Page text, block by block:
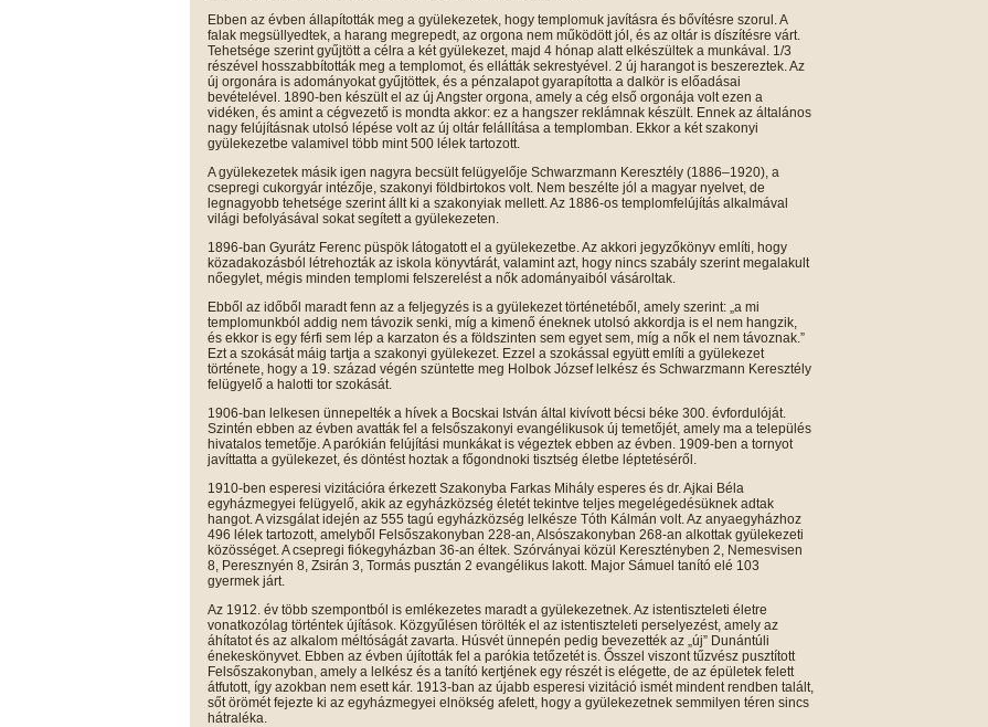
Ebben az évben állapították meg a gyülekezetek, hogy templomuk javításra és bővítésre szorul. A
falak megsüllyedtek, a harang megrepedt, az orgona nem működött jól, és az oltár is díszítésre várt.
Tehetsége szerint gyűjtött a célra a két gyülekezet, majd 4 hónap alatt elkészültek a munkával. 1/3
részével hosszabbították meg a templomot, és ellátták sekrestyével. 2 új harangot is beszereztek. Az
új orgonára is adományokat gyűjtöttek, és a pénzalapot gyarapította a dalkör is előadásai
bevételével. 1890-ben készült el az új Angster orgona, amely a cég első orgonája volt ezen a
vidéken, és amint a cégvezető is mondta akkor: ez a hangszer reklámnak készült. Ennek az általános
nagy felújításnak utolsó lépése volt az új oltár felállítása a templomban. Ekkor a két szakonyi
gyülekezetbe valamivel több mint 500 lélek tartozott.
A gyülekezetek másik igen nagyra becsült felügyelője Schwarzmann Keresztély (1886–1920), a
csepregi cukorgyár intézője, szakonyi földbirtokos volt. Nem beszélte jól a magyar nyelvet, de
legnagyobb tehetsége szerint állt ki a szakonyiak mellett. Az 1886-os templomfelújítás alkalmával
világi befolyásával sokat segített a gyülekezeten.
1896-ban Gyurátz Ferenc püspök látogatott el a gyülekezetbe. Az akkori jegyzőkönyv említi, hogy
közadakozásból létrehozták az iskola könyvtárát, valamint azt, hogy nincs szabály szerint megalakult
nőegylet, mégis minden templomi felszerelést a nők adományaiból vásároltak.
Ebből az időből maradt fenn az a feljegyzés is a gyülekezet történetéből, amely szerint: „a mi
templomunkból addig nem távozik senki, míg a kimenő éneknek utolsó akkordja is el nem hangzik,
és ekkor is egy férfi sem lép a karzaton és a földszinten sem egyet sem, míg a nők el nem távoznak.”
Ezt a szokását máig tartja a szakonyi gyülekezet. Ezzel a szokással együtt említi a gyülekezet
története, hogy a 19. század végén szüntette meg Holbok József lelkész és Schwarzmann Keresztély
felügyelő a halotti tor szokását.
1906-ban lelkesen ünnepelték a hívek a Bocskai István által kivívott bécsi béke 300. évfordulóját.
Szintén ebben az évben avatták fel a felsőszakonyi evangélikusok új temetőjét, amely ma a település
hivatalos temetője. A parókián felújítási munkákat is végeztek ebben az évben. 1909-ben a tornyot
javíttatta a gyülekezet, és döntést hoztak a főgondnoki tisztség életbe léptetéséről.
1910-ben esperesi vizitációra érkezett Szakonyba Farkas Mihály esperes és dr. Ajkai Béla
egyházmegyei felügyelő, akik az egyházközség életét tekintve teljes megelégedésüknek adtak
hangot. A vizsgálat idején az 555 tagú egyházközség lelkésze Tóth Kálmán volt. Az anyaegyházhoz
496 lélek tartozott, amelyből Felsőszakonyban 228-an, Alsószakonyban 268-an alkottak gyülekezeti
közösséget. A csepregi fiókegyházban 36-an éltek. Szórványai közül Keresztényben 2, Nemesvisen
8, Peresznyén 8, Zsirán 3, Tormás pusztán 2 evangélikus lakott. Major Sámuel tanító elé 103
gyermek járt.
Az 1912. év több szempontból is emlékezetes maradt a gyülekezetnek. Az istentiszteleti életre
vonatkozólag történtek újítások. Közgyűlésen törölték el az istentiszteleti perselyezést, amely az
áhítatot és az alkalom méltóságát zavarta. Húsvét ünnepén pedig bevezették az „új” Dunántúli
énekeskönyvet. Ebben az évben újították fel a parókia tetőzetét is. Ősszel viszont tűzvész pusztított
Felsőszakonyban, amely a lelkész és a tanító kertjének egy részét is elégette, de az épületek felett
átfutott, így azokban nem esett kár. 1913-ban az újabb esperesi vizitáció ismét mindent rendben talált,
sőt örömét fejezte ki az egyházmegyei elnökség afelett, hogy a gyülekezetnek semmilyen téren sincs
hátraléka.